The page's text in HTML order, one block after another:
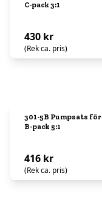
C-pack 3:1
430 kr
(Rek ca. pris)
301-5B Pumpsats för
B-pack 5:1
416 kr
(Rek ca. pris)